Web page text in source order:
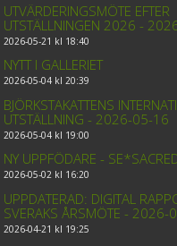
UTVÄRDERINGSMÖTE EFTER
UTSTÄLLNINGEN 2026 -
2026-05-21 kl 18:40
NYTT I GALLERIET
2026-05-04 kl 20:39
BJÖRKSTAKATTENS
UTSTÄLLNING - 2026-05-16
2026-05-04 kl 19:00
NY UPPFÖDARE -
2026-05-02 kl 16:20
UPPDATERAD: DIGITAL
SVERAKS ÅRSMÖTE - 2026-
2026-04-21 kl 19:25